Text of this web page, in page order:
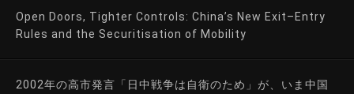
Open Doors, Tighter Controls: China’s New Exit–Entry
Rules and the Securitisation of Mobility
2002年の高市発言「日中戦争は自衛のため」が、いま中国